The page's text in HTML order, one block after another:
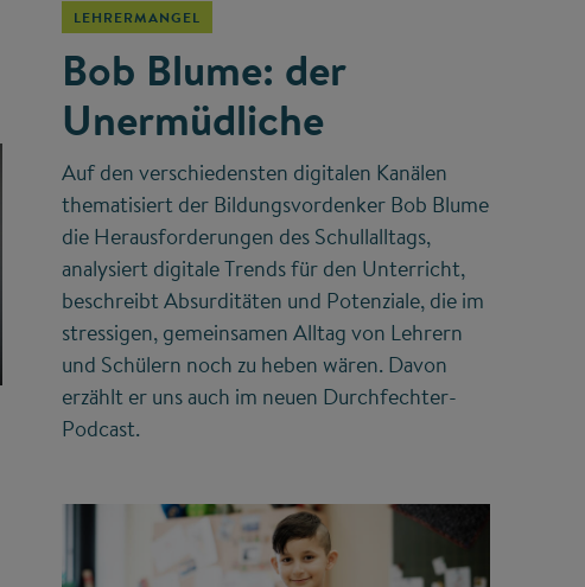
LEHRERMANGEL
Bob Blume: der
Unermüdliche
Auf den verschiedensten digitalen Kanälen
thematisiert der Bildungsvordenker Bob Blume
die Herausforderungen des Schullalltags,
analysiert digitale Trends für den Unterricht,
beschreibt Absurditäten und Potenziale, die im
stressigen, gemeinsamen Alltag von Lehrern
und Schülern noch zu heben wären. Davon
erzählt er uns auch im neuen Durchfechter-
Podcast.